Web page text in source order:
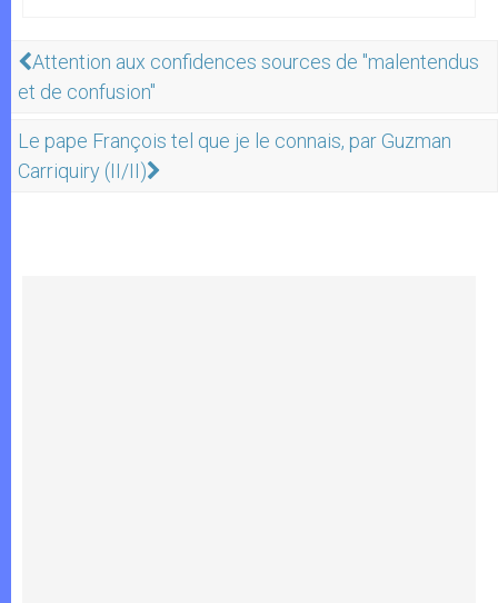
Attention aux confidences sources de "malentendus
et de confusion"
Le pape François tel que je le connais, par Guzman
Carriquiry (II/II)